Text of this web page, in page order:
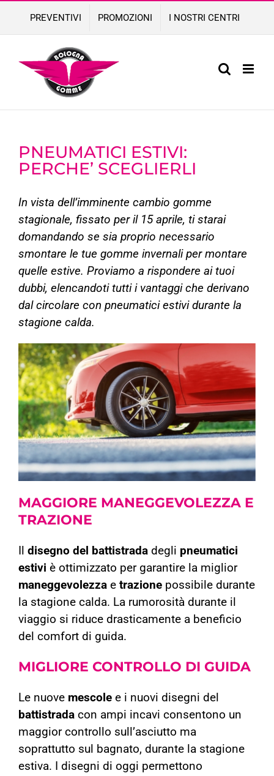
content
PREVENTIVI PROMOZIONI I NOSTRI CENTRI
PNEUMATICI ESTIVI:
PERCHE’ SCEGLIERLI
In vista dell’imminente cambio gomme
stagionale, fissato per il 15 aprile, ti starai
domandando se sia proprio necessario
smontare le tue gomme invernali per montare
quelle estive. Proviamo a rispondere ai tuoi
dubbi, elencandoti tutti i vantaggi che derivano
dal circolare con pneumatici estivi durante la
stagione calda.
MAGGIORE MANEGGEVOLEZZA E
TRAZIONE
disegno del battistrada degli pneumatici
estivi è ottimizzato per garantire la miglior
maneggevolezza e trazione possibile durante
la stagione calda. La rumorosità durante il
viaggio si riduce drasticamente a beneficio
del comfort di guida.
MIGLIORE CONTROLLO DI GUIDA
Le nuove mescole e i nuovi disegni del
battistrada con ampi incavi consentono un
maggior controllo sull’asciutto ma
soprattutto sul bagnato, durante la stagione
estiva. I disegni di oggi permettono